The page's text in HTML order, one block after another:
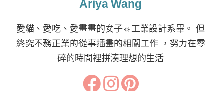
Ariya Wang
愛貓、愛吃、愛畫畫的女子☼工業設計系畢。 但
終究不務正業的從事插畫的相關工作 ，努力在零
碎的時間裡拼湊理想的生活